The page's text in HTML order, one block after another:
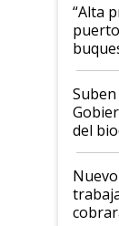
“Alta
la
del